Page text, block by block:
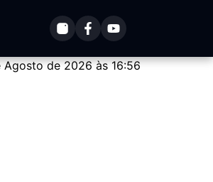
de 2026 às 16:56